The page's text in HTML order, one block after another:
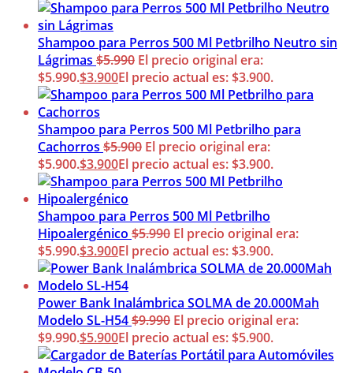
Shampoo para Perros 500 Ml Petbrilho Neutro sin
Lágrimas $5.990 El precio original era:
$5.990.$3.900El precio actual es: $3.900.
Shampoo para Perros 500 Ml Petbrilho para
Cachorros $5.900 El precio original era:
$5.900.$3.900El precio actual es: $3.900.
Shampoo para Perros 500 Ml Petbrilho
Hipoalergénico $5.990 El precio original era:
$5.990.$3.900El precio actual es: $3.900.
Power Bank Inalámbrica SOLMA de 20.000Mah
Modelo SL-H54$9.990 El precio original era:
$9.990.$5.900El precio actual es: $5.900.